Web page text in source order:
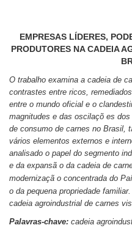
EMPRESAS LÍDERES,
PRODUTORES NA CADEIA
O trabalho examina a cadeia de
contrastes entre ricos,
entre o mundo oficial e o
magnitudes e das oscilaçõ es dos
de consumo de carnes no Brasil,
vários elementos externos e
analisado o papel do segmento
e da expansã o da cadeia de
modernizaçã o concentrada do
o da pequena propriedade
cadeia agroindustrial de carnes
Palavras-chave: cadeia